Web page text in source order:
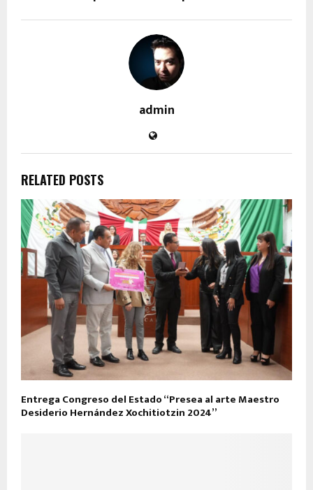
admin
RELATED POSTS
Entrega Congreso del Estado “Presea al arte Maestro
Desiderio Hernández Xochitiotzin 2024”